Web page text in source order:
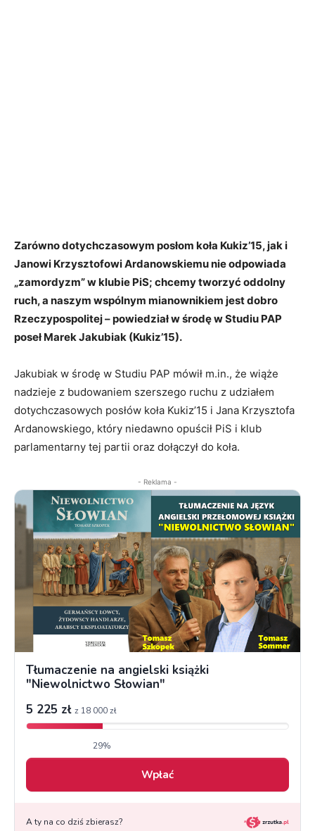
Zarówno dotychczasowym posłom koła Kukiz’15, jak i
Janowi Krzysztofowi Ardanowskiemu nie odpowiada
„zamordyzm” w klubie PiS; chcemy tworzyć oddolny
ruch, a naszym wspólnym mianownikiem jest dobro
Rzeczypospolitej – powiedział w środę w Studiu PAP
poseł Marek Jakubiak (Kukiz’15).
Jakubiak w środę w Studiu PAP mówił m.in., że wiąże
nadzieje z budowaniem szerszego ruchu z udziałem
dotychczasowych posłów koła Kukiz’15 i Jana Krzysztofa
Ardanowskiego, który niedawno opuścił PiS i klub
parlamentarny tej partii oraz dołączył do koła.
- Reklama -